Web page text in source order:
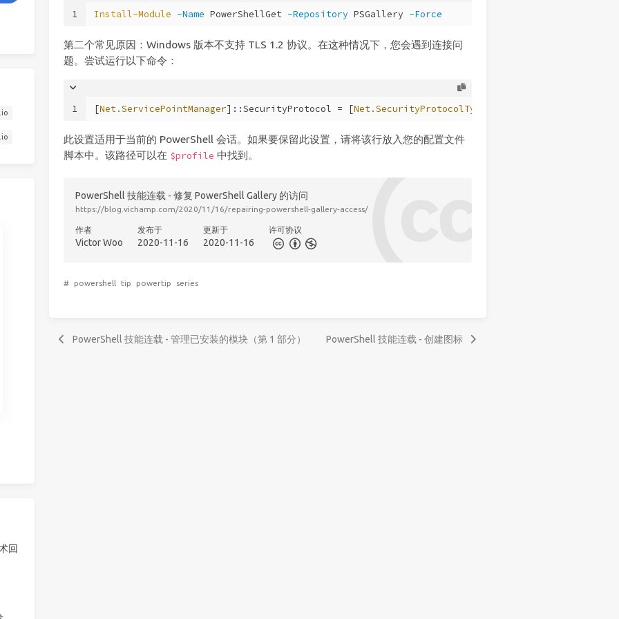
1 Install-Module -Name PowerShellGet -Repository PSGallery -Force
第二个常见原因：Windows 版本不支持 TLS 1.2 协议。在这种情况下，您会遇到连接问
题。尝试运行以下命令：
1 [Net.ServicePointManager]::SecurityProtocol = [Net.SecurityProtocolType
此设置适用于当前的 PowerShell 会话。如果要保留此设置，请将该行放入您的配置文件
脚本中。该路径可以在 $profile 中找到。
PowerShell 技能连载 - 修复 PowerShell Gallery 的访问
https://blog.vichamp.com/2020/11/16/repairing-powershell-gallery-access/
作者
Victor Woo
发布于
2020-11-16
更新于
2020-11-16
许可协议
# powershell tip powertip series
PowerShell 技能连载 - 管理已安装的模块（第 1 部分） PowerShell 技能连载 - 创建图标
回